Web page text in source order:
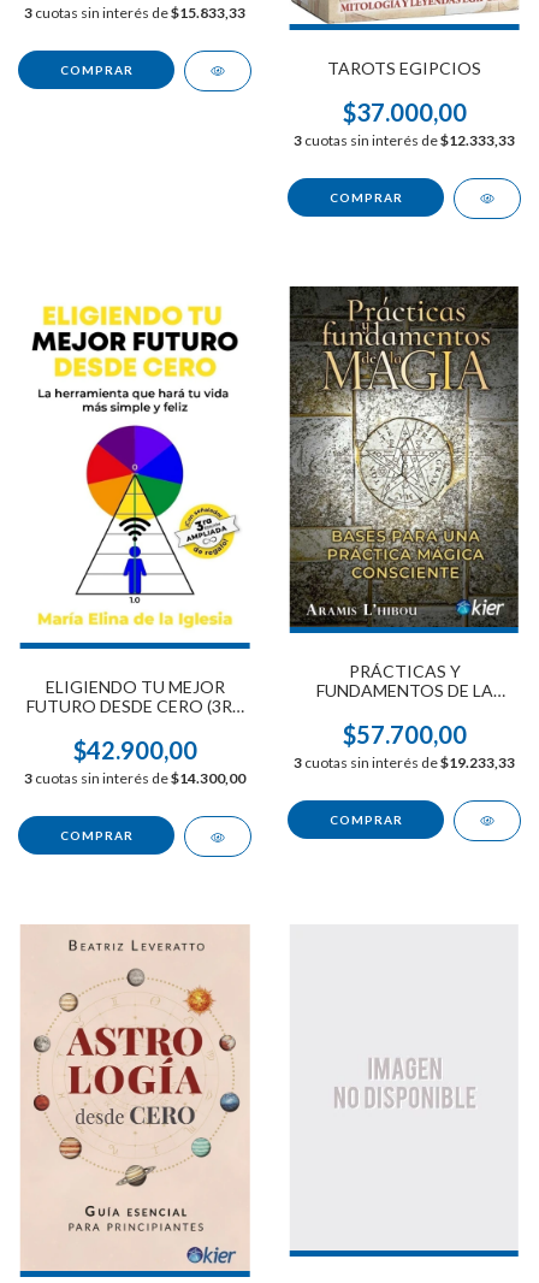
3 cuotas sin interés de$15.833,33
TAROTS EGIPCIOS
$37.000,00
3 cuotas sin interés de$12.333,33
ELIGIENDO TU MEJOR
FUTURO DESDE CERO (3RA
$42.900,00
3 cuotas sin interés de$14.300,00
PRÁCTICAS Y
FUNDAMENTOS DE LA
$57.700,00
3 cuotas sin interés de$19.233,33